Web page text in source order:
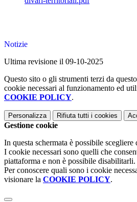
Notizie
Ultima revisione il 09-10-2025
Questo sito o gli strumenti terzi da
cookie necessari al funzionamento ed
COOKIE POLICY.
Personalizza Rifiuta tutti i cookies
Gestione cookie
In questa schermata è possibile
I cookie necessari sono quelli che
piattaforma e non è possibile disabilitarli.
Per conoscere quali sono i cookie
visionare la COOKIE POLICY.